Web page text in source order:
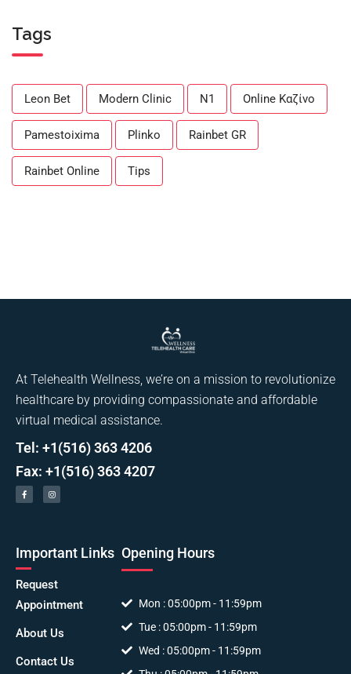
Tags
Leon Bet Modern Clinic N1 Online Καζίνο
Pamestoixima Plinko Rainbet GR
Rainbet Online Tips
At Telehealth Wellness, we’re on a mission to revolutionize
healthcare by providing compassionate and affordable
virtual medical assistance.
Tel: +1(516) 363 4206
Fax: +1(516) 363 4207
Important Links
Request
Appointment
About Us
Contact Us
Opening Hours
Mon : 05:00pm - 11:59pm
Tue : 05:00pm - 11:59pm
Wed : 05:00pm - 11:59pm